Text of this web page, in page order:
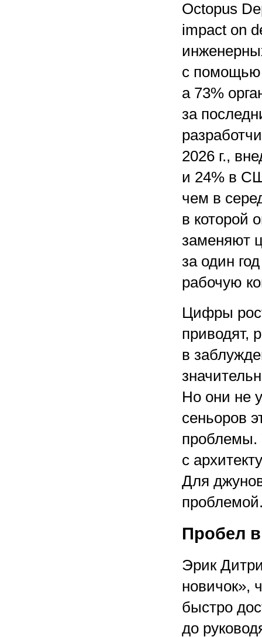
Octopus
impact on
с помощью
а 73%
за
2026 г.,
и 24% в
чем в
в которой
заменяют
за один
рабочую
Цифры
приводят,
в
Но они не
сеньоров
проблемы.
с
Для
Пробел
Эрик
новичок»,
быстро
до